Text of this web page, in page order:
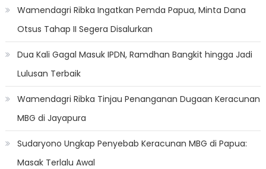
Wamendagri Ribka Ingatkan Pemda Papua, Minta Dana
Otsus Tahap II Segera Disalurkan
Dua Kali Gagal Masuk IPDN, Ramdhan Bangkit hingga Jadi
Lulusan Terbaik
Wamendagri Ribka Tinjau Penanganan Dugaan Keracunan
MBG di Jayapura
Sudaryono Ungkap Penyebab Keracunan MBG di Papua:
Masak Terlalu Awal